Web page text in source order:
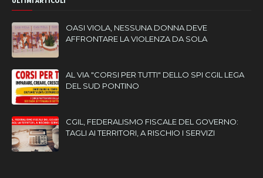
OASI VIOLA, NESSUNA DONNA DEVE
AFFRONTARE LA VIOLENZA DA SOLA
AL VIA "CORSI PER TUTTI" DELLO SPI CGIL LEGA
DEL SUD PONTINO
CGIL, FEDERALISMO FISCALE DEL GOVERNO:
TAGLI AI TERRITORI, A RISCHIO I SERVIZI